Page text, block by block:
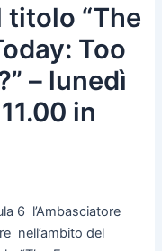
titolo “The
Too
– lunedì
in
6 l’Ambasciatore
nell’ambito del